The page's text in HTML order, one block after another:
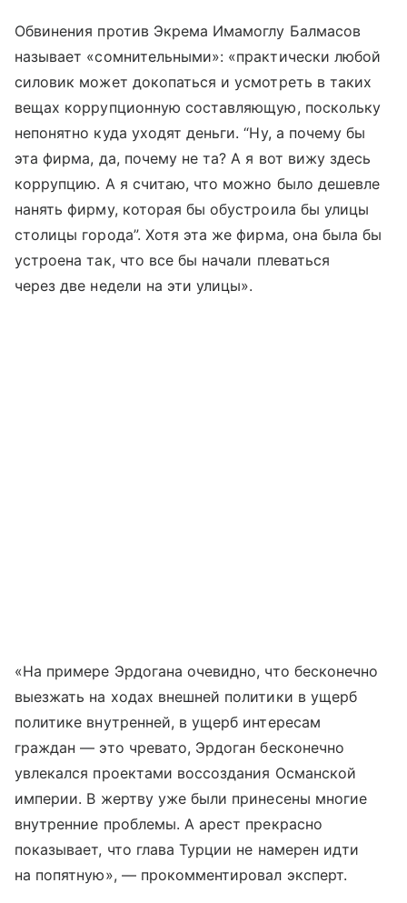
Обвинения против Экрема Имамоглу Балмасов
называет «сомнительными»: «практически любой
силовик может докопаться и усмотреть в таких
вещах коррупционную составляющую, поскольку
непонятно куда уходят деньги. “Ну, а почему бы
эта фирма, да, почему не та? А я вот вижу здесь
коррупцию. А я считаю, что можно было дешевле
нанять фирму, которая бы обустроила бы улицы
столицы города”. Хотя эта же фирма, она была бы
устроена так, что все бы начали плеваться
через две недели на эти улицы».
«На примере Эрдогана очевидно, что бесконечно
выезжать на ходах внешней политики в ущерб
политике внутренней, в ущерб интересам
граждан — это чревато, Эрдоган бесконечно
увлекался проектами воссоздания Османской
империи. В жертву уже были принесены многие
внутренние проблемы. А арест прекрасно
показывает, что глава Турции не намерен идти
на попятную», — прокомментировал эксперт.